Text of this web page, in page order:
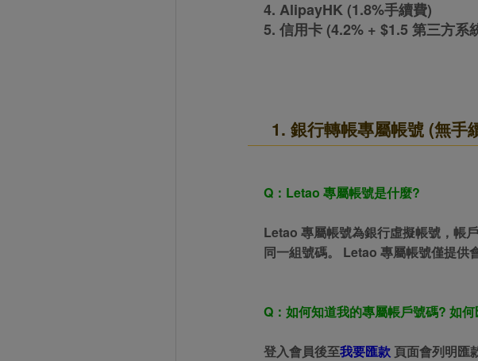
4. AlipayHK (1.8%手續費)
5. 信用卡 (4.2% + $1.5 第三方系
1. 銀行轉帳專屬帳號 (無手
Q：Letao 專屬帳號是什麼?
Letao 專屬帳號為銀行虛擬帳號，帳
同一組號碼。 Letao 專屬帳號僅提供
Q：如何知道我的專屬帳戶號碼? 如
登入會員後至我要匯款 頁面會列明匯